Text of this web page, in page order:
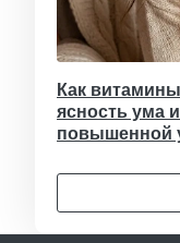
Как
ясность ума
повышенной